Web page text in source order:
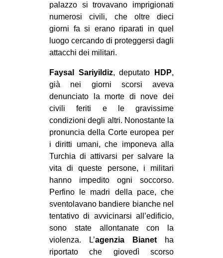
CINEMA
MANIFESTI
MUSICA
INTERNAZIONALE
AFRICA
ESTREMO ORIENTE
EUROPA
MEDIO ORIENTE
MONDO
EVENTI
in
palazzo si trovavano imprigionati
numerosi civili, che oltre dieci
giorni fa si erano riparati in quel
luogo cercando di proteggersi dagli
attacchi dei militari.
Faysal Sariyildiz, deputato HDP,
già nei giorni scorsi aveva
denunciato la morte di nove dei
civili feriti e le gravissime
condizioni degli altri. Nonostante la
pronuncia della Corte europea per
i diritti umani, che imponeva alla
Turchia di attivarsi per salvare la
vita di queste persone, i militari
hanno impedito ogni soccorso.
Perfino le madri della pace, che
sventolavano bandiere bianche nel
tentativo di avvicinarsi all’edificio,
sono state allontanate con la
violenza. L’agenzia Bianet ha
riportato che giovedì scorso